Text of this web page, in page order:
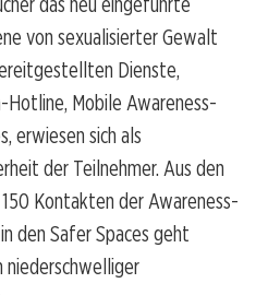
von sexualisierter Gewalt
Dienste,
Mobile Awareness-
erwiesen sich als
der Teilnehmer. Aus den
Kontakten der Awareness-
den Safer Spaces geht
niederschwelliger